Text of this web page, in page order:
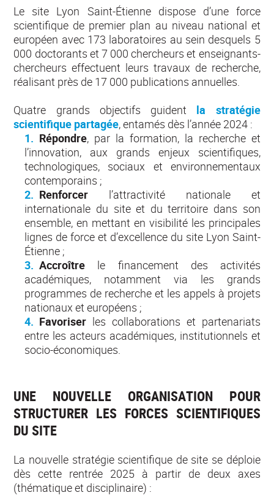
Le site Lyon Saint-Étienne dispose d’une force
scientifique de premier plan au niveau national et
européen avec 173 laboratoires au sein desquels 5
000 doctorants et 7 000 chercheurs et enseignants-
chercheurs effectuent leurs travaux de recherche,
réalisant près de 17 000 publications annuelles.
Quatre grands objectifs guident la stratégie
scientifique partagée, entamés dès l’année 2024 :
Répondre, par la formation, la recherche et
l’innovation, aux grands enjeux scientifiques,
technologiques, sociaux et environnementaux
contemporains ;
Renforcer l’attractivité nationale et
internationale du site et du territoire dans son
ensemble, en mettant en visibilité les principales
lignes de force et d’excellence du site Lyon Saint-
Étienne ;
Accroître le financement des activités
académiques, notamment via les grands
programmes de recherche et les appels à projets
nationaux et européens ;
Favoriser les collaborations et partenariats
entre les acteurs académiques, institutionnels et
socio-économiques.
UNE NOUVELLE ORGANISATION POUR
STRUCTURER LES FORCES SCIENTIFIQUES
DU SITE
La nouvelle stratégie scientifique de site se déploie
dès cette rentrée 2025 à partir de deux axes
(thématique et disciplinaire) :